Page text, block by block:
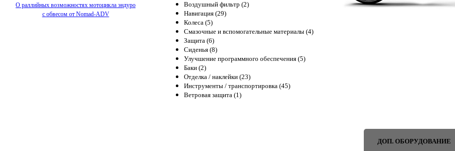
О раллийных возможностях мотоцикла эндуро
с обвесом от Nomad-ADV
Воздушный фильтр (2)
Навигация (29)
Колеса (5)
Смазочные и вспомогательные материалы (4)
Защита (6)
Сиденья (8)
Улучшение программного обеспечения (5)
Баки (2)
Отделка / наклейки (23)
Инструменты / транспортировка (45)
Ветровая защита (1)
ДОП. ОБОРУДОВАНИЕ